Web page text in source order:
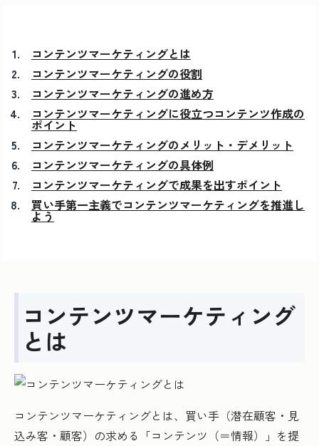
コンテンツマーケティングとは
コンテンツマーケティングの役割
コンテンツマーケティングの進め方
コンテンツマーケティングに役立つコンテンツ作成の
ポイント
コンテンツマーケティングのメリット・デメリット
コンテンツマーケティングの具体例
コンテンツマーケティングで成果を出すポイント
買い手第一主義でコンテンツマーケティングを推進し
よう
コンテンツマーケティング
とは
コンテンツマーケティングとは、買い手（潜在顧客・見
込み客・顧客）の求める「コンテンツ（＝情報）」を提